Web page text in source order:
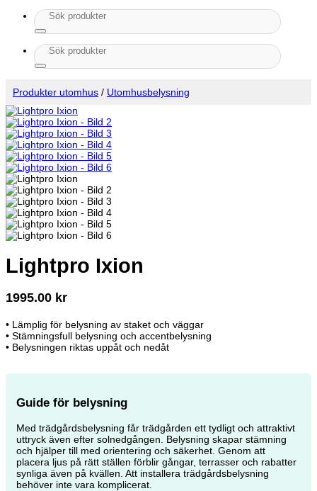
Sök
efter:
Sök
efter:
Produkter utomhus / Utomhusbelysning
Lightpro Ixion
1995.00 kr
• Lämplig för belysning av staket och väggar
• Stämningsfull belysning och accentbelysning
• Belysningen riktas uppåt och nedåt
Guide för belysning
Med trädgårdsbelysning får trädgården ett tydligt och attraktivt
uttryck även efter solnedgången. Belysning skapar stämning
och hjälper till med orientering och säkerhet. Genom att
placera ljus på rätt ställen förblir gångar, terrasser och rabatter
synliga även på kvällen. Att installera trädgårdsbelysning
behöver inte vara komplicerat.